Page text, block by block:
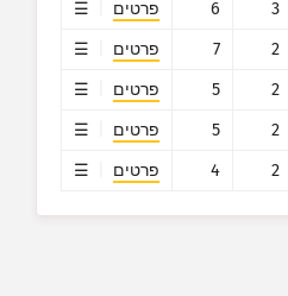
3
6
פרטים
2
7
פרטים
2
5
פרטים
2
5
פרטים
2
4 פרטים